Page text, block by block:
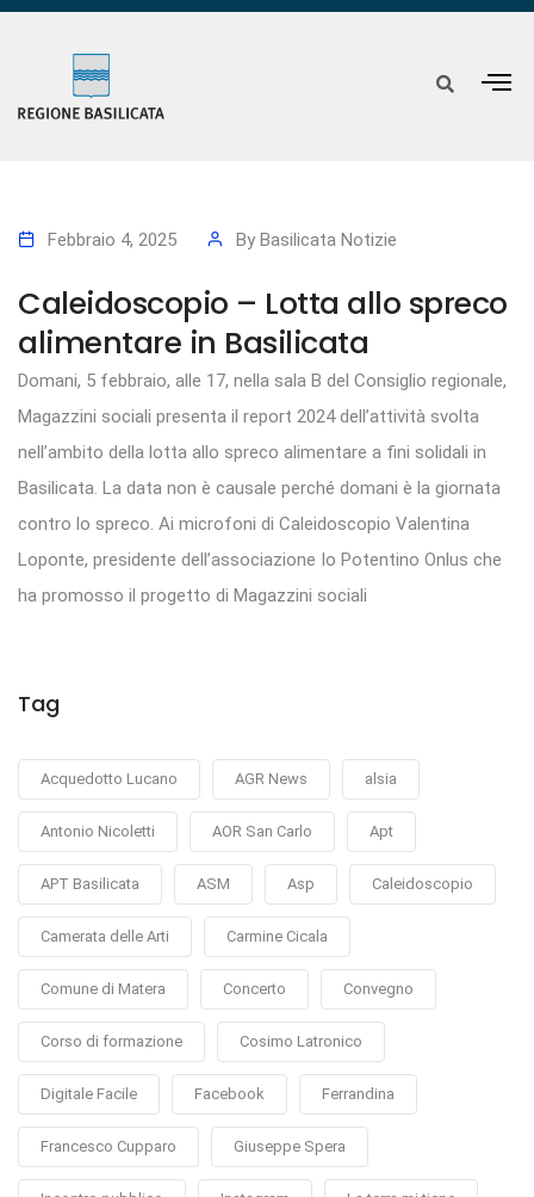
Febbraio 4, 2025 By Basilicata Notizie
Caleidoscopio – Lotta allo spreco
alimentare in Basilicata
Domani, 5 febbraio, alle 17, nella sala B del Consiglio regionale,
Magazzini sociali presenta il report 2024 dell’attività svolta
nell’ambito della lotta allo spreco alimentare a fini solidali in
Basilicata. La data non è causale perché domani è la giornata
contro lo spreco. Ai microfoni di Caleidoscopio Valentina
Loponte, presidente dell’associazione Io Potentino Onlus che
ha promosso il progetto di Magazzini sociali
Tag
Acquedotto Lucano AGR News alsia
Antonio Nicoletti AOR San Carlo Apt
APT Basilicata ASM Asp Caleidoscopio
Camerata delle Arti Carmine Cicala
Comune di Matera Concerto Convegno
Corso di formazione Cosimo Latronico
Digitale Facile Facebook Ferrandina
Francesco Cupparo Giuseppe Spera